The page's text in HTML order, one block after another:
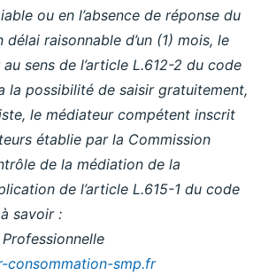
ou en l’absence de réponse du
raisonnable d’un (1) mois, le
sens de l’article L.612-2 du code
la possibilité de saisir gratuitement,
le médiateur compétent inscrit
établie par la Commission
de la médiation de la
de l’article L.615-1 du code
savoir :
consommation-smp.fr